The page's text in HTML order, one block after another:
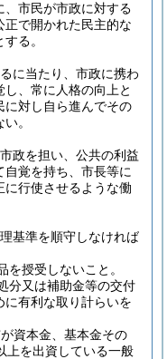
市民が市政に対する
で開かれた民主的な
る。
に当たり、市政に携わ
、常に人格の向上と
に対し自ら進んでその
。
政を担い、公共の利益
覚を持ち、市長等に
行使させるような働
基準を順守しなければ
を授受しないこと。
分又は補助金等の交付
有利な取り計らいを
資本金、基本金その
上を出資している一般